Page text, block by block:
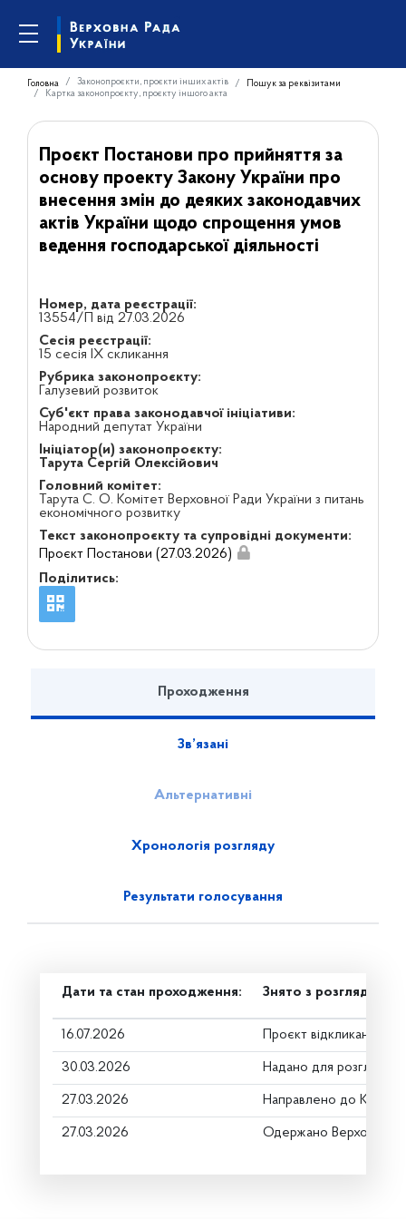
Головна Законопроєкти, проєкти інших актів
Пошук за реквізитами
Картка законопроєкту, проєкту іншого акта
Проєкт Постанови про прийняття за
основу проекту Закону України про
внесення змін до деяких законодавчих
актів України щодо спрощення умов
ведення господарської діяльності
Номер, дата реєстрації:
13554/П від 27.03.2026
Сесія реєстрації:
15 сесія IX скликання
Рубрика законопроєкту:
Галузевий розвиток
Суб'єкт права законодавчої ініціативи:
Народний депутат України
Ініціатор(и) законопроєкту:
Тарута Сергій Олексійович
Головний комітет:
Тарута С. О. Комітет Верховної Ради України з питань
економічного розвитку
Текст законопроєкту та супровідні документи:
Проєкт Постанови (27.03.2026)
Поділитись:
Проходження
Зв’язані
Альтернативні
Хронологія розгляду
Результати голосування
Дати та стан проходження: Знято з розгляду
16.07.2026 Проєкт відкликано
30.03.2026 Надано для розгляду
27.03.2026 Направлено до
27.03.2026 Одержано Верховною